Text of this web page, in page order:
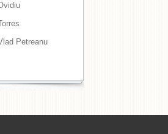
Petreanu